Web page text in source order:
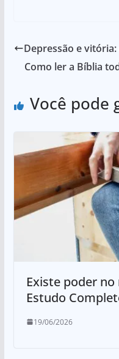
Depressão e
Como ler a Bíblia
Você pode
Existe poder no
Estudo
19/06/2026